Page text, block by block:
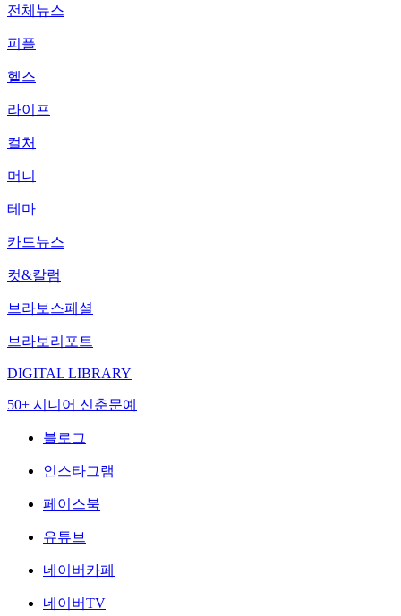
전체뉴스
피플
헬스
라이프
컬처
머니
테마
카드뉴스
컷&칼럼
브라보스페셜
브라보리포트
DIGITAL LIBRARY
50+ 시니어 신춘문예
블로그
인스타그램
페이스북
유튜브
네이버카페
네이버TV